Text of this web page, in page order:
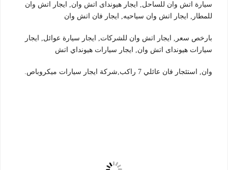
سيارة اتش وان للساحل, ايجار هيونداى اتش وان, ايجار اتش وان
للمطار, ايجار اتش وان سياحيه, ايجار فان اتش وان
بارخص سعر, ايجار اتش وان للشركات, ايجار سيارة عوائل, ايجار
سيارات هيونداى اتش وان, ايجار سيارات هيونداي اتش
وان, استئجار فان عائلي 7 راكب,شركة ايجار سيارات ميكروباص.